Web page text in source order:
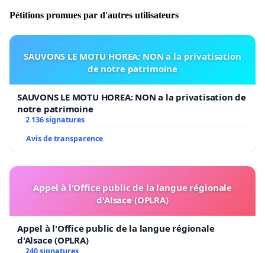
Pétitions promues par d'autres utilisateurs
SAUVONS LE MOTU HOREA: NON a la privatisation
de notre patrimoine
SAUVONS LE MOTU HOREA: NON a la privatisation de
notre patrimoine
2 136 signatures
Avis de transparence
Appel à l'Office public de la langue régionale
d'Alsace (OPLRA)
Appel à l'Office public de la langue régionale
d'Alsace (OPLRA)
240 signatures